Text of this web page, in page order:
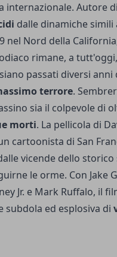
internazionale. Autore di
dalle dinamiche simili
nel Nord della
rimane, a
passati diversi anni
terrore.
sia il colpevole di
morti. La pellicola di
cartoonista di San
vicende dello storico
le orme. Con Jake
Jr. e Mark Ruffalo, il
subdola ed esplosiva di